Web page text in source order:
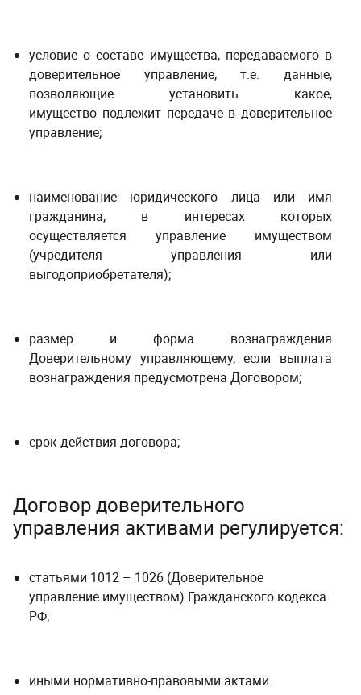
условие о составе имущества, передаваемого в
доверительное управление, т.е. данные,
позволяющие установить какое,
имущество подлежит передаче в доверительное
управление;
наименование юридического лица или имя
гражданина, в интересах которых
осуществляется управление имуществом
(учредителя управления или
выгодоприобретателя);
размер и форма вознаграждения
Доверительному управляющему, если выплата
вознаграждения предусмотрена Договором;
срок действия договора;
Договор доверительного
управления активами регулируется:
статьями 1012 – 1026 (Доверительное
управление имуществом) Гражданского кодекса
РФ;
иными нормативно-правовыми актами.